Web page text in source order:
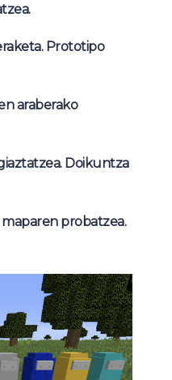
Prototipo
araberako
Doikuntza
probatzea.